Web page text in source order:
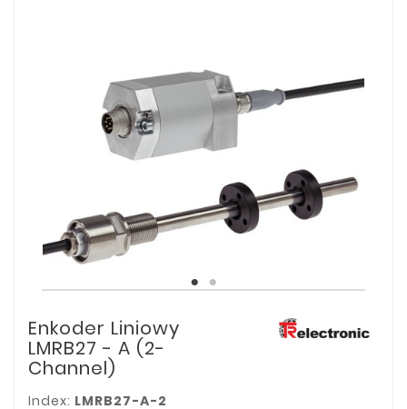
Enkoder Liniowy
LMRB27 - A (2-
Channel)
Index: LMRB27-A-2